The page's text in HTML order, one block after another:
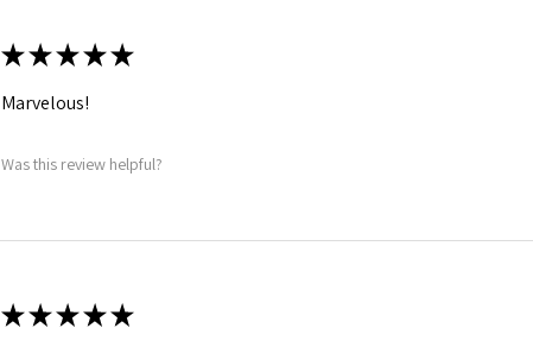
★★★★★
Marvelous!
Was this review helpful?
★★★★★